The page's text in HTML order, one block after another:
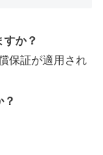
か？
保証が適用され
？